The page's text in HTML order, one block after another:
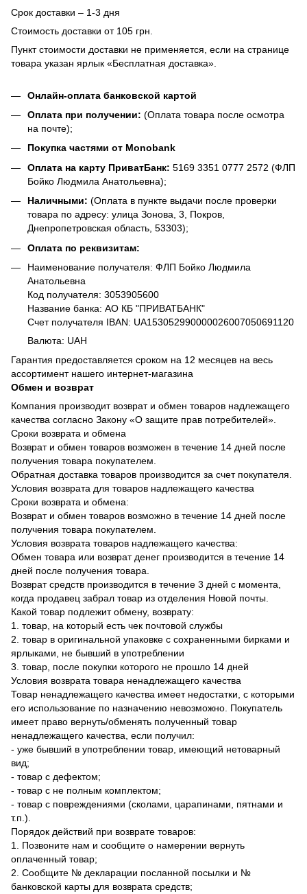
Срок доставки – 1-3 дня
Стоимость доставки от 105 грн.
Пункт стоимости доставки не применяется, если на странице
товара указан ярлык «Бесплатная доставка».
Онлайн-оплата банковской картой
Оплата при получении: (Оплата товара после осмотра
на почте);
Покупка частями от Monobank
Оплата на карту ПриватБанк: 5169 3351 0777 2572 (ФЛП
Бойко Людмила Анатольевна);
Наличными: (Оплата в пункте выдачи после проверки
товара по адресу: улица Зонова, 3, Покров,
Днепропетровская область, 53303);
Оплата по реквизитам:
Наименование получателя: ФЛП Бойко Людмила
Анатольевна
Код получателя: 3053905600
Название банка: АО КБ "ПРИВАТБАНК"
Счет получателя IBAN: UA153052990000026007050691120
Валюта: UAH
Гарантия предоставляется сроком на 12 месяцев на весь
ассортимент нашего интернет-магазина
Обмен и возврат
Компания производит возврат и обмен товаров надлежащего
качества согласно Закону «О защите прав потребителей».
Сроки возврата и обмена
Возврат и обмен товаров возможен в течение 14 дней после
получения товара покупателем.
Обратная доставка товаров производится за счет покупателя.
Условия возврата для товаров надлежащего качества
Сроки возврата и обмена:
Возврат и обмен товаров возможно в течение 14 дней после
получения товара покупателем.
Условия возврата товаров надлежащего качества:
Обмен товара или возврат денег производится в течение 14
дней после получения товара.
Возврат средств производится в течение 3 дней с момента,
когда продавец забрал товар из отделения Новой почты.
Какой товар подлежит обмену, возврату:
1. товар, на который есть чек почтовой службы
2. товар в оригинальной упаковке с сохраненными бирками и
ярлыками, не бывший в употреблении
3. товар, после покупки которого не прошло 14 дней
Условия возврата товара ненадлежащего качества
Товар ненадлежащего качества имеет недостатки, с которыми
его использование по назначению невозможно. Покупатель
имеет право вернуть/обменять полученный товар
ненадлежащего качества, если получил:
- уже бывший в употреблении товар, имеющий нетоварный
вид;
- товар с дефектом;
- товар с не полным комплектом;
- товар с повреждениями (сколами, царапинами, пятнами и
т.п.).
Порядок действий при возврате товаров:
1. Позвоните нам и сообщите о намерении вернуть
оплаченный товар;
2. Сообщите № декларации посланной посылки и №
банковской карты для возврата средств;